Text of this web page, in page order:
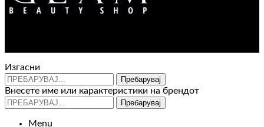
Изгасни
Пребарувај
Внесете име или карактеристики на брендот
Пребарувај
Menu